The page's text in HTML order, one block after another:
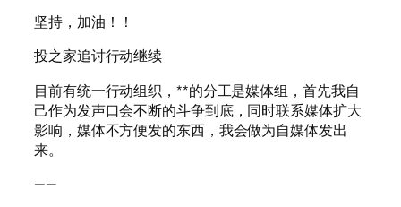
坚持，加油！！
投之家追讨行动继续
目前有统一行动组织，**的分工是媒体组，首先我自
己作为发声口会不断的斗争到底，同时联系媒体扩大
影响，媒体不方便发的东西，我会做为自媒体发出
来。
——